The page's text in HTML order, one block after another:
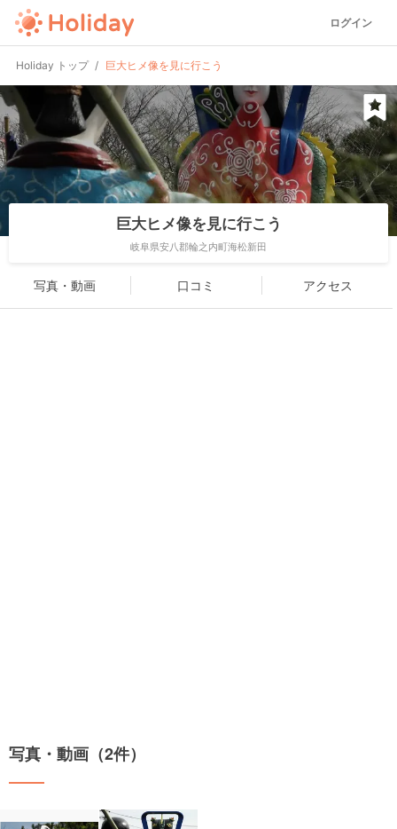
ログイン
Holiday トップ 巨大ヒメ像を見に行こう
巨大ヒメ像を見に行こう
岐阜県安八郡輪之内町海松新田
写真・動画 口コミ アクセス
写真・動画（2件）